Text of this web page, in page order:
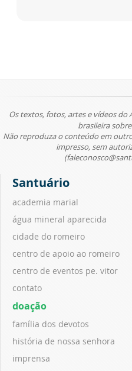
Os textos, fotos, artes e vídeos do
brasileira
Não reproduza o conteúdo em
impresso, sem
Santuário
academia marial
água mineral aparecida
cidade do romeiro
centro de apoio ao romeiro
centro de eventos pe. vitor
contato
doação
família dos devotos
história de nossa senhora
imprensa